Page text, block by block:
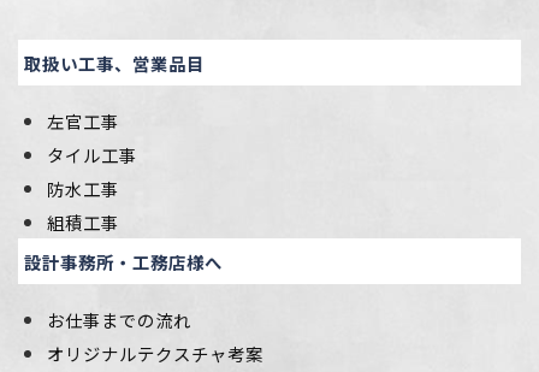
取扱い工事、営業品目
左官工事
タイル工事
防水工事
組積工事
設計事務所・工務店様へ
お仕事までの流れ
オリジナルテクスチャ考案